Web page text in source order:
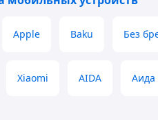
Apple Baku Без
Xiaomi AIDA Аида